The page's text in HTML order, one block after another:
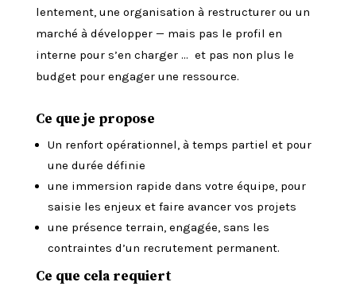
lentement, une organisation à restructurer ou un
marché à développer — mais pas le profil en
interne pour s’en charger … et pas non plus le
budget pour engager une ressource.
Ce que je propose
Un renfort opérationnel, à temps partiel et pour
une durée définie
une immersion rapide dans votre équipe, pour
saisie les enjeux et faire avancer vos projets
une présence terrain, engagée, sans les
contraintes d’un recrutement permanent.
Ce que cela requiert